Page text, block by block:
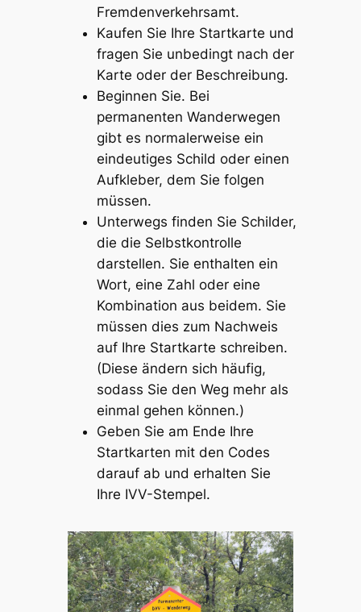
Fremdenverkehrsamt.
Kaufen Sie Ihre Startkarte und
fragen Sie unbedingt nach der
Karte oder der Beschreibung.
Beginnen Sie. Bei
permanenten Wanderwegen
gibt es normalerweise ein
eindeutiges Schild oder einen
Aufkleber, dem Sie folgen
müssen.
Unterwegs finden Sie Schilder,
die die Selbstkontrolle
darstellen. Sie enthalten ein
Wort, eine Zahl oder eine
Kombination aus beidem. Sie
müssen dies zum Nachweis
auf Ihre Startkarte schreiben.
(Diese ändern sich häufig,
sodass Sie den Weg mehr als
einmal gehen können.)
Geben Sie am Ende Ihre
Startkarten mit den Codes
darauf ab und erhalten Sie
Ihre IVV-Stempel.